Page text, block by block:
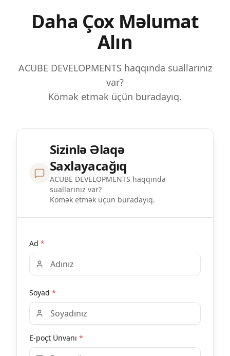
Daha Çox Məlumat
Alın
ACUBE DEVELOPMENTS haqqında suallarınız
var?
Kömək etmək üçün buradayıq.
Sizinlə Əlaqə
Saxlayacağıq
ACUBE DEVELOPMENTS haqqında
suallarınız var?
Kömək etmək üçün buradayıq.
Ad *
Soyad *
E-poçt Ünvanı *